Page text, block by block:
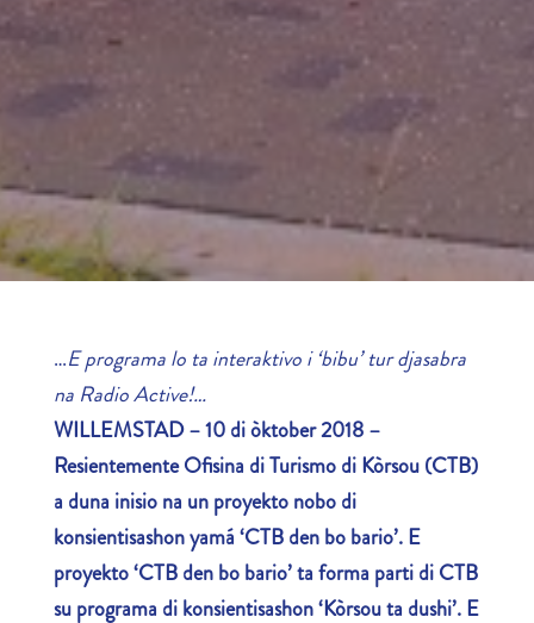
…E programa lo ta interaktivo i ‘bibu’ tur djasabra
na Radio Active!…
WILLEMSTAD – 10 di òktober 2018 –
Resientemente Ofisina di Turismo di Kòrsou (CTB)
a duna inisio na un proyekto nobo di
konsientisashon yamá ‘CTB den bo bario’. E
proyekto ‘CTB den bo bario’ ta forma parti di CTB
su programa di konsientisashon ‘Kòrsou ta dushi’. E